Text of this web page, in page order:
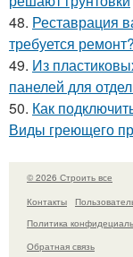
48. Реставрация
требуется ремонт?
49. Из
панелей для
50. Как
Виды греющего
© 2026 Строить все
Контакты
Политика
Обратная связь